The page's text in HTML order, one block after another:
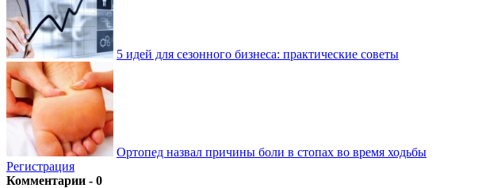
5 идей для сезонного бизнеса: практические советы
Ортопед назвал причины боли в стопах во время ходьбы
Регистрация
Комментарии - 0